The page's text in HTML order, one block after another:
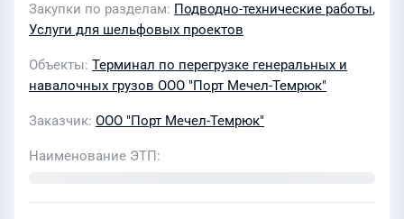
Закупки по разделам Подводно-технические работы,
Услуги для шельфовых проектов
Объекты Терминал по перегрузке генеральных и
навалочных грузов ООО "Порт Мечел-Темрюк"
Заказчик ООО "Порт Мечел-Темрюк"
Наименование ЭТП